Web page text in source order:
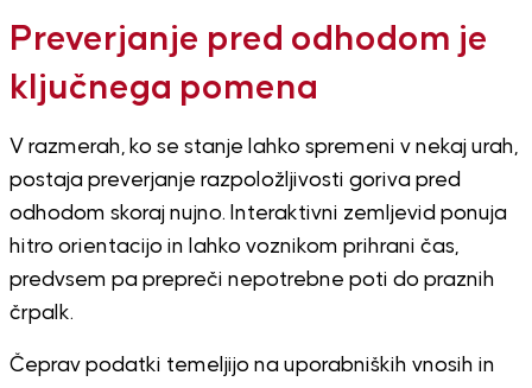
Preverjanje pred odhodom je
ključnega pomena
V razmerah, ko se stanje lahko spremeni v nekaj urah,
postaja preverjanje razpoložljivosti goriva pred
odhodom skoraj nujno. Interaktivni zemljevid ponuja
hitro orientacijo in lahko voznikom prihrani čas,
predvsem pa prepreči nepotrebne poti do praznih
črpalk.
Čeprav podatki temeljijo na uporabniških vnosih in